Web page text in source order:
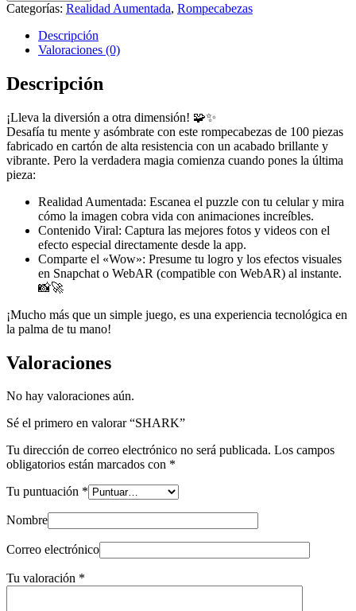
Categorías: Realidad Aumentada, Rompecabezas
Descripción
Valoraciones (0)
Descripción
¡Lleva la diversión a otra dimensión! 🧩✨
Desafía tu mente y asómbrate con este rompecabezas de 100 piezas
fabricado en cartón de alta resistencia con un acabado brillante y
vibrante. Pero la verdadera magia comienza cuando pones la última
pieza:
Realidad Aumentada: Escanea el puzzle con tu celular y mira
cómo la imagen cobra vida con animaciones increíbles.
Contenido Viral: Captura las mejores fotos y videos con el
efecto especial directamente desde la app.
Comparte el «Wow»: Presume tu logro y los efectos visuales
en Snapchat o WebAR (compatible con WebAR) al instante.
📸🚀
¡Mucho más que un simple juego, es una experiencia tecnológica en
la palma de tu mano!
Valoraciones
No hay valoraciones aún.
Sé el primero en valorar “SHARK”
Tu dirección de correo electrónico no será publicada. Los campos
obligatorios están marcados con *
Tu puntuación *
Nombre
Correo electrónico
Tu valoración *